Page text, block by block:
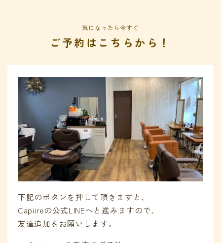
気になったら今すぐ
ご予約はこちらから！
下記のボタンを押して頂きますと、
Capiireの公式LINEへと進みますので、
友達追加をお願いします。